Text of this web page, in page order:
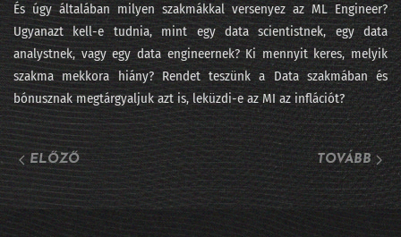
261 - Viszlát LLM, jönnek a világmodellek
260 - DataSTREAM 2026 - ha nem jöttél el
259 - Fehérgalléros vérfürdő elnapolva?
258 - Iparági vezetők az AI Hungary konferencián
257 - Sárkány ellen sárkányfű
#256 - Fekete hattyú, a statisztika réme
És úgy általában milyen szakmákkal versenyez az ML Engineer?
Ugyanazt kell-e tudnia, mint egy data scientistnek, egy data
analystnek, vagy egy data engineernek? Ki mennyit keres, melyik
szakma mekkora hiány? Rendet teszünk a Data szakmában és
bónusznak megtárgyaljuk azt is, leküzdi-e az MI az inflációt?
ELŐZŐ TOVÁBB